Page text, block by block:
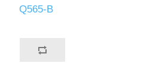
Q565-B